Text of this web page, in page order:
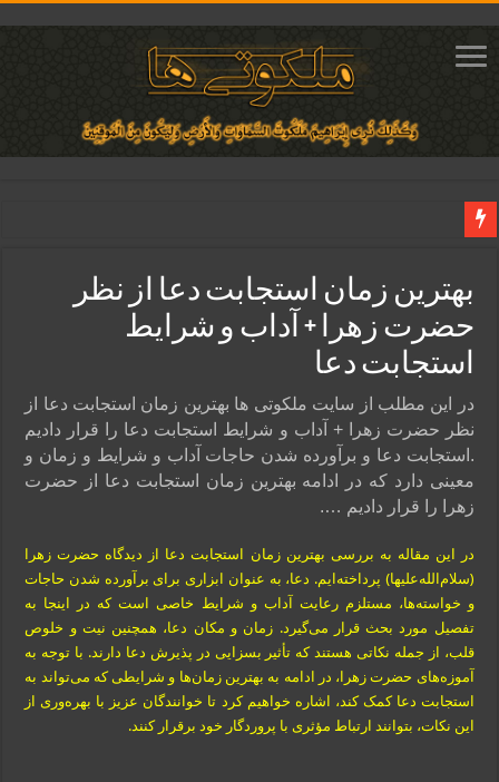
دعای ایجاد عشق و محبت آتشین در قلب معشوق | متن دعا، روش خواندن
ختم آیات ۲ و ۳ سوره طلاق برای افزایش رزق و روزی | روش ختم، متن آیات و فضیلت
آیات قرآنی برای استجابت دعا و آسان شدن کارها و برآورده شدن حاجت
قویترین ذکر استجابت دعا و حاجت روایی | ذکر اسماء الحسنی برآورده شدن حاجت
بهترین زمان استجابت دعا از نظر
حضرت زهرا + آداب و شرایط
استجابت دعا
در این مطلب از سایت ملکوتی ها بهترین زمان استجابت دعا از
نظر حضرت زهرا + آداب و شرایط استجابت دعا را قرار دادیم
.استجابت دعا و برآورده شدن حاجات آداب و شرایط و زمان و
معینی دارد که در ادامه بهترین زمان استجابت دعا از حضرت
زهرا را قرار دادیم ….
در این مقاله به بررسی بهترین زمان استجابت دعا از دیدگاه حضرت زهرا
(سلام‌الله‌علیها) پرداخته‌ایم. دعا، به عنوان ابزاری برای برآورده شدن حاجات
و خواسته‌ها، مستلزم رعایت آداب و شرایط خاصی است که در اینجا به
تفصیل مورد بحث قرار می‌گیرد. زمان و مکان دعا، همچنین نیت و خلوص
قلب، از جمله نکاتی هستند که تأثیر بسزایی در پذیرش دعا دارند. با توجه به
آموزه‌های حضرت زهرا، در ادامه به بهترین زمان‌ها و شرایطی که می‌تواند به
استجابت دعا کمک کند، اشاره خواهیم کرد تا خوانندگان عزیز با بهره‌وری از
این نکات، بتوانند ارتباط مؤثری با پروردگار خود برقرار کنند.